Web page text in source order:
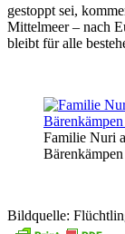
gestoppt sei,
Mittelmeer – nach
bleibt für alle
Familie Nuri
Bildquelle: